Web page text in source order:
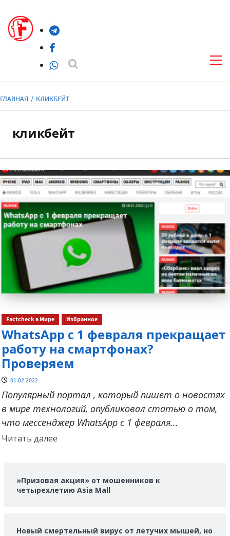
содержимомуTelegram
Facebook
WhatsApp
ГЛАВНАЯ КЛИКБЕЙТ
кликбейт
Factcheck в Мире Избранное
WhatsApp с 1 февраля прекращает
работу на смартфонах?
Проверяем
01.02.2022
Популярный портал , который пишет о новостях
в мире технологий, опубликовал статью о том,
что мессенджер WhatsApp с 1 февраля...
Читать далееПрочитать
»Призовая акция» от мошенников к
четырехлетию Asia Mall
Новый смертельный вирус от летучих мышей, но